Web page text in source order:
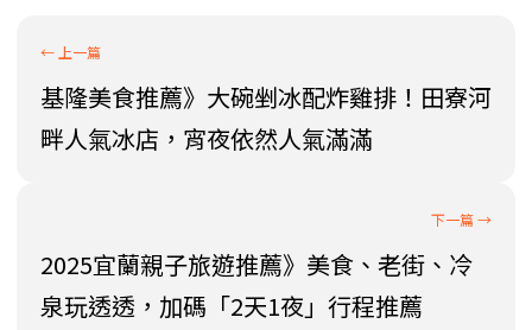
基隆美食推薦》大碗剉冰配炸雞排！田寮河
畔人氣冰店，宵夜依然人氣滿滿
2025宜蘭親子旅遊推薦》美食、老街、冷
泉玩透透，加碼「2天1夜」行程推薦